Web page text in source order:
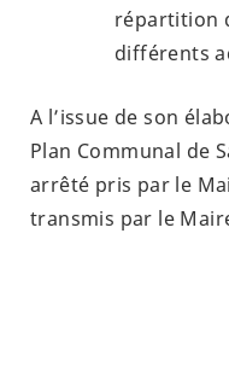
répartition
différents
A l’issue de son
Plan Communal de
arrêté pris par le
transmis par le